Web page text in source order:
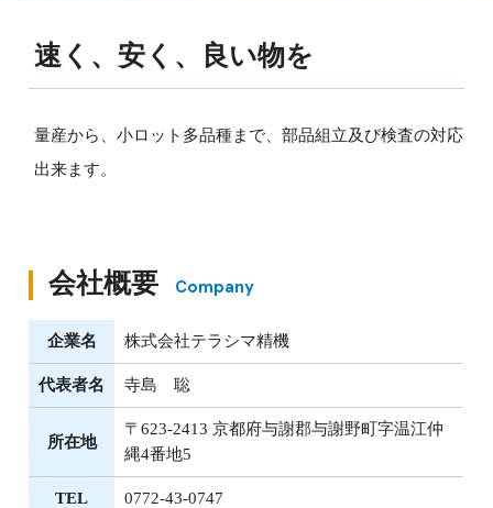
速く、安く、良い物を
量産から、小ロット多品種まで、部品組立及び検査の対応
出来ます。
会社概要 Company
企業名 株式会社テラシマ精機
代表者名 寺島 聡
所在地
〒623-2413 京都府与謝郡与謝野町字温江仲
縄4番地5
TEL 0772-43-0747